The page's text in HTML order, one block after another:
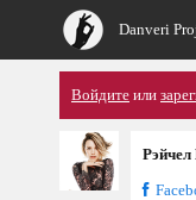
Danveri
Войдите или